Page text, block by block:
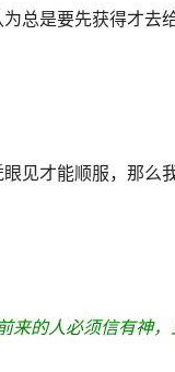
总是要先获得才去
见才能顺服，那么
来的人必须信有神